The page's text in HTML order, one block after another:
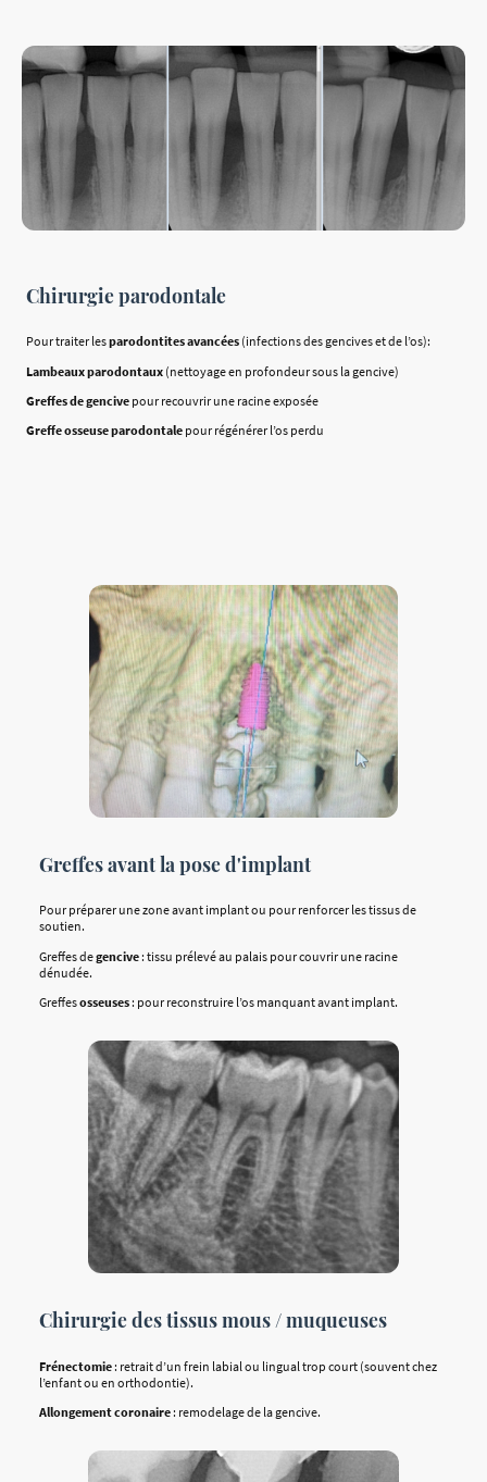
Chirurgie parodontale
Pour traiter lesparodontites avancées (infections des gencives et de l’os):
Lambeaux parodontaux (nettoyage en profondeur sous la gencive)
Greffes de gencive pour recouvrir une racine exposée
Greffe osseuse parodontale pour régénérer l’os perdu
Greffes avant la pose d'implant
Pour préparer une zone avant implant ou pour renforcer les tissus de
soutien.
Greffes degencive : tissu prélevé au palais pour couvrir une racine
dénudée.
Greffesosseuses : pour reconstruire l’os manquant avant implant.
Chirurgie des tissus mous / muqueuses
Frénectomie : retrait d’un frein labial ou lingual trop court (souvent chez
l’enfant ou en orthodontie).
Allongement coronaire : remodelage de la gencive.